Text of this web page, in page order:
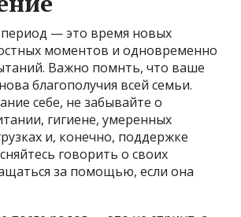
— это время новых
моментов и одновременно
Важно помнть, что ваше
благополучия всей семьи.
себе, не забывайте о
гигиене, умеренных
и, конечно, поддержке
говорить о своих
за помощью, если она